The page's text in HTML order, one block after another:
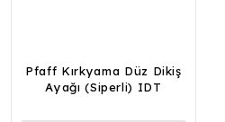
Pfaff Kırkyama Düz Dikiş
Ayağı (Siperli) IDT